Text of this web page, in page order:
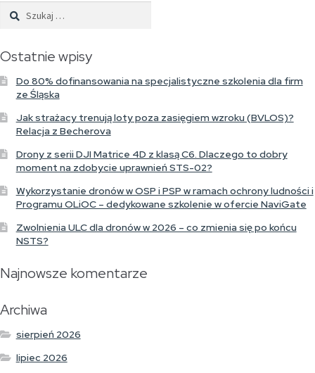
Szukaj:
Ostatnie wpisy
Do 80% dofinansowania na specjalistyczne szkolenia dla firm
ze Śląska
Jak strażacy trenują loty poza zasięgiem wzroku (BVLOS)?
Relacja z Becherova
Drony z serii DJI Matrice 4D z klasą C6. Dlaczego to dobry
moment na zdobycie uprawnień STS-02?
Wykorzystanie dronów w OSP i PSP w ramach ochrony ludności i
Programu OLiOC – dedykowane szkolenie w ofercie NaviGate
Zwolnienia ULC dla dronów w 2026 – co zmienia się po końcu
NSTS?
Najnowsze komentarze
Archiwa
sierpień 2026
lipiec 2026